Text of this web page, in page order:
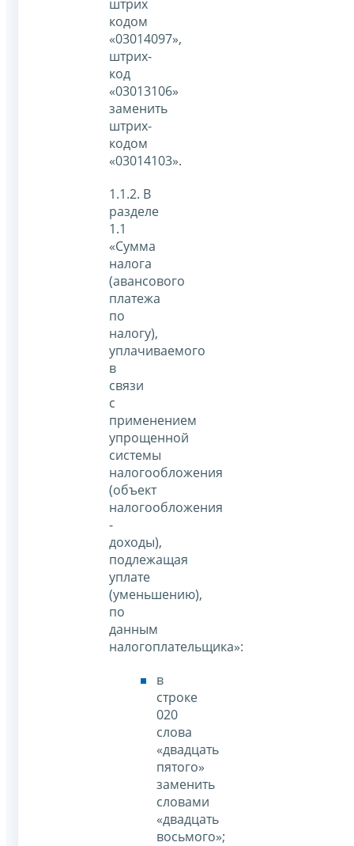
штрих
кодом
«03014097»,
штрих-
код
«03013106»
заменить
штрих-
кодом
«03014103».
1.1.2. В
разделе
1.1
«Сумма
налога
(авансового
платежа
по
налогу),
уплачиваемого
в
связи
с
применением
упрощенной
системы
налогообложения
(объект
налогообложения
-
доходы),
подлежащая
уплате
(уменьшению),
по
данным
налогоплательщика»:
в
строке
020
слова
«двадцать
пятого»
заменить
словами
«двадцать
восьмого»;